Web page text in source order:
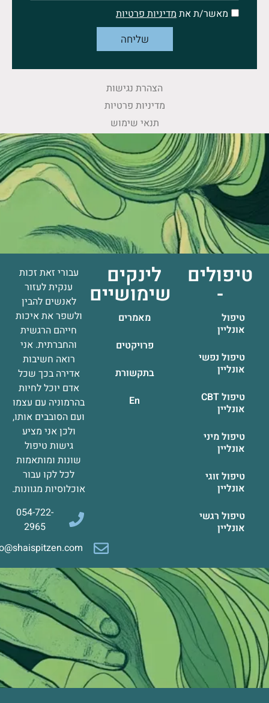
מאשר/ת אתמדיניות פרטיות
שליחה
הצהרת נגישות
מדיניות פרטיות
תנאי שימוש
טיפולים
טיפול
אונליין
טיפול נפשי
אונליין
טיפול CBT
אונליין
טיפול מיני
אונליין
טיפול זוגי
אונליין
טיפול רגשי
אונליין
לינקים
שימושיים
מאמרים
פרויקטים
בתקשורת
עבורי זאת זכות
ענקית לעזור
לאנשים להבין
ולשפר את איכות
חייהם הרגשית
והחברתית. אני
רואה חשיבות
אדירה בכך שכל
אדם יוכל לחיות
בהרמוניה עם עצמו
ועם הסובבים אותו,
ולכן אני מציע
גישות טיפול
שונות ומותאמות
לכל לקו עבור
אוכלוסיות מגוונות.
054-722-
2965
info@shaispitzen.com